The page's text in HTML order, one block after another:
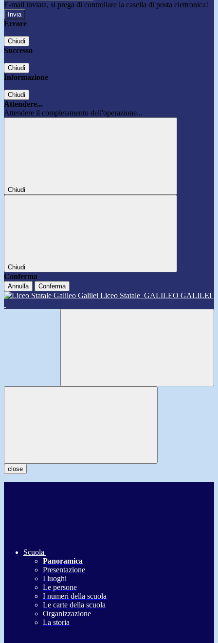
E-mail inviata, si prega di controllare la casella di posta elettronica!
Errore
Chiudi
Successo
Chiudi
Informazione
Chiudi
Attendere...
Attendere il completamento dell'operazione...
Chiudi
Chiudi
Conferma
Annulla Conferma
Liceo Statale GALILEO GALILEI
close
Scuola
Panoramica
Presentazione
I luoghi
Le persone
I numeri della scuola
Le carte della scuola
Organizzazione
La storia